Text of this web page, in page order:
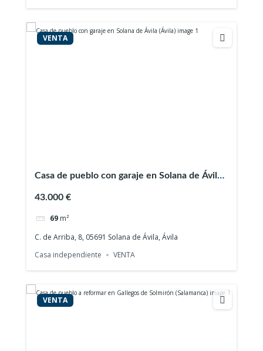
VENTA
Casa de pueblo con garaje en Solana de Ávila
43.000 €
69 m²
C. de Arriba, 8, 05691 Solana de Ávila, Ávila
Casa independiente
VENTA
VENTA